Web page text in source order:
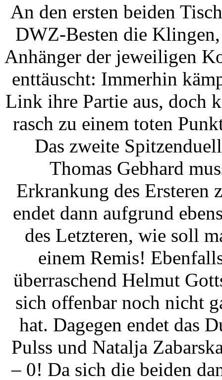
An den ersten beiden
DWZ-Besten die
Anhänger der jeweiligen
enttäuscht: Immerhin
Link ihre Partie aus, doch
rasch zu einem toten
Das zweite
Thomas Gebhard
Erkrankung des Ersteren
endet dann aufgrund
des Letzteren, wie soll
einem Remis!
überraschend Helmut
sich offenbar noch nicht
hat. Dagegen endet das
Pulss und Natalja
– 0! Da sich die beiden